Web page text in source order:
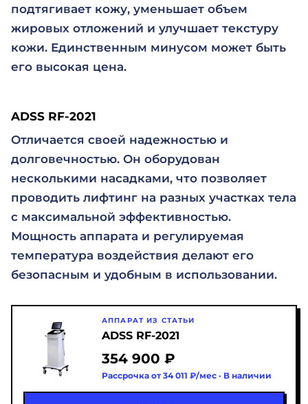
подтягивает кожу, уменьшает объем
жировых отложений и улучшает текстуру
кожи. Единственным минусом может быть
его высокая цена.
ADSS RF-2021
Отличается своей надежностью и
долговечностью. Он оборудован
несколькими насадками, что позволяет
проводить лифтинг на разных участках тела
с максимальной эффективностью.
Мощность аппарата и регулируемая
температура воздействия делают его
безопасным и удобным в использовании.
АППАРАТ ИЗ СТАТЬИ
ADSS RF-2021
354 900 ₽
Рассрочка от 34 011 ₽/мес · В наличии